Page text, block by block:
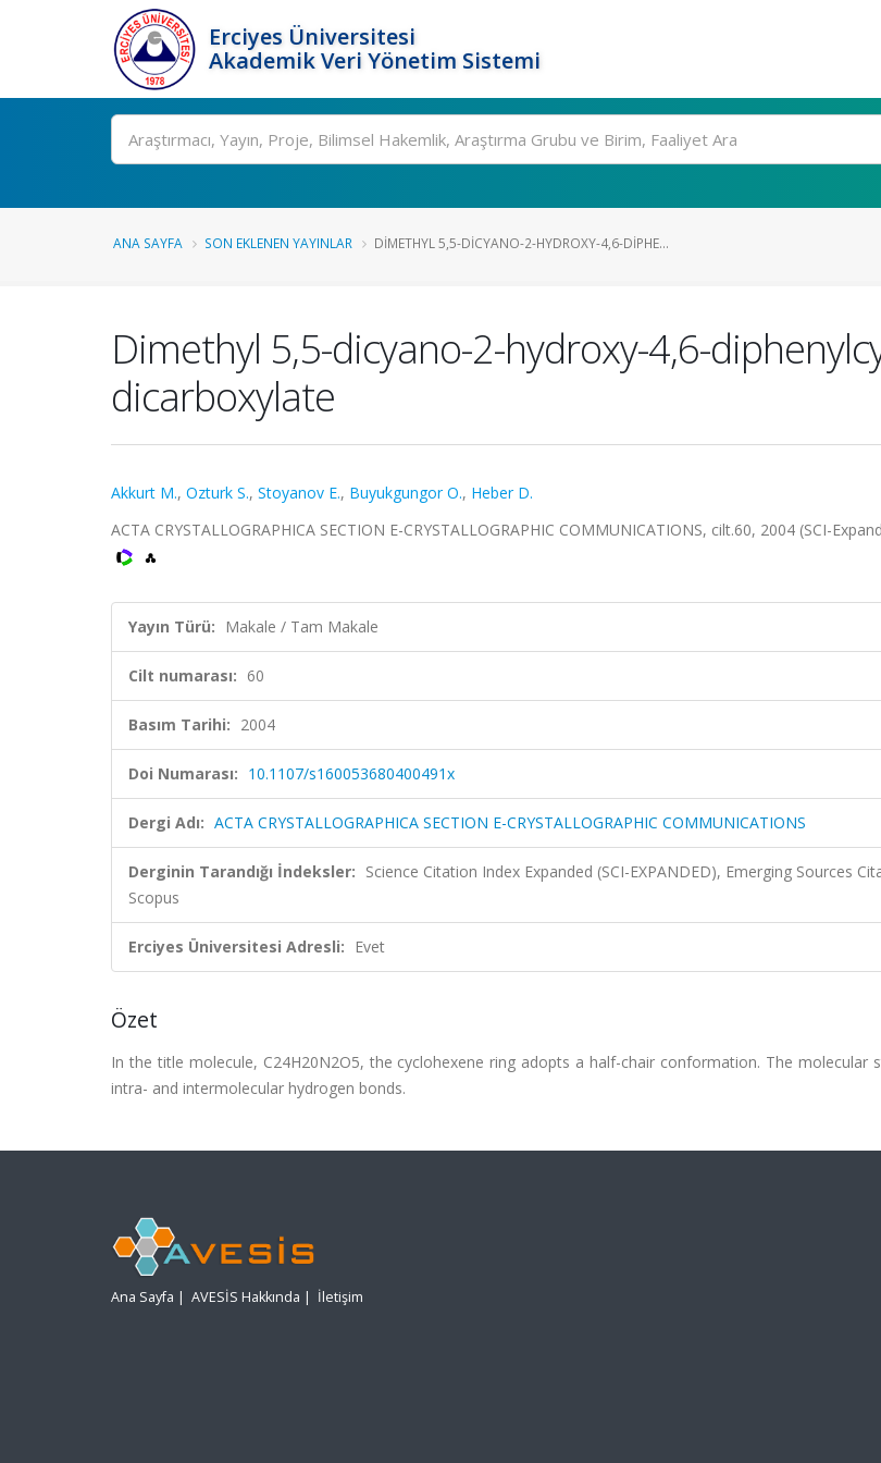
Erciyes Üniversitesi
Akademik Veri Yönetim Sistemi
Ara
ANA SAYFA SON EKLENEN YAYINLAR DIMETHYL 5,5-DICYANO-2-HYDROXY-4,6-DIPHE...
Dimethyl 5,5-dicyano-2-hydroxy-4,6-
dicarboxylate
Akkurt M., Ozturk S., Stoyanov E., Buyukgungor O., Heber D.
ACTA CRYSTALLOGRAPHICA SECTION E-CRYSTALLOGRAPHIC COMMUNICATIONS, cilt.60, 2004 (SCI-
Yayın Türü: Makale / Tam Makale
Cilt numarası: 60
Basım Tarihi: 2004
Doi Numarası: 10.1107/s160053680400491x
Dergi Adı: ACTA CRYSTALLOGRAPHICA SECTION E-CRYSTALLOGRAPHIC COMMUNICATIONS
Derginin Tarandığı İndeksler: Science Citation Index Expanded (SCI-EXPANDED), Emerging Sources
Scopus
Erciyes Üniversitesi Adresli: Evet
Özet
In the title molecule, C24H20N2O5, the cyclohexene ring adopts a half-chair conformation. The molecular
intra- and intermolecular hydrogen bonds.
Ana Sayfa | AVESİS Hakkında | İletişim